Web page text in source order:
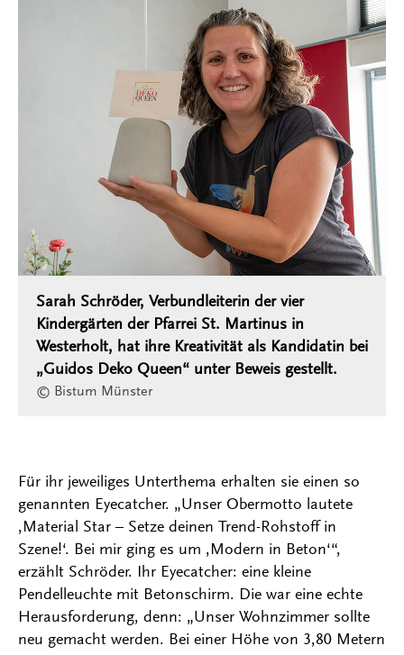
Sarah Schröder, Verbundleiterin der vier
Kindergärten der Pfarrei St. Martinus in
Westerholt, hat ihre Kreativität als Kandidatin bei
„Guidos Deko Queen“ unter Beweis gestellt.
© Bistum Münster
Für ihr jeweiliges Unterthema erhalten sie einen so
genannten Eyecatcher. „Unser Obermotto lautete
‚Material Star – Setze deinen Trend-Rohstoff in
Szene!‘. Bei mir ging es um ‚Modern in Beton‘“,
erzählt Schröder. Ihr Eyecatcher: eine kleine
Pendelleuchte mit Betonschirm. Die war eine echte
Herausforderung, denn: „Unser Wohnzimmer sollte
neu gemacht werden. Bei einer Höhe von 3,80 Metern